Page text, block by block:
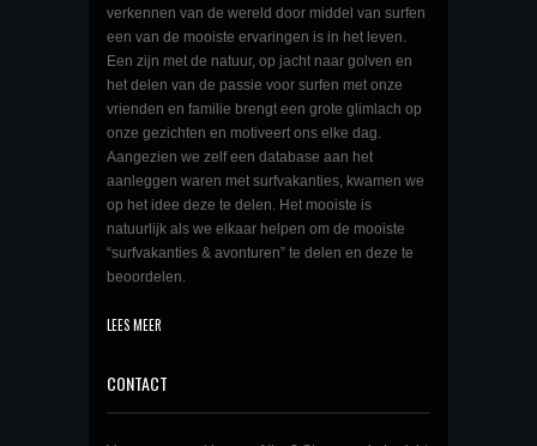
verkennen van de wereld door middel van surfen
een van de mooiste ervaringen is in het leven.
Een zijn met de natuur, op jacht naar golven en
het delen van de passie voor surfen met onze
vrienden en familie brengt een grote glimlach op
onze gezichten en motiveert ons elke dag.
Aangezien we zelf een database aan het
aanleggen waren met surfvakanties, kwamen we
op het idee deze te delen. Het mooiste is
natuurlijk als we elkaar helpen om de mooiste
“surfvakanties & avonturen” te delen en deze te
beoordelen.
LEES MEER
CONTACT